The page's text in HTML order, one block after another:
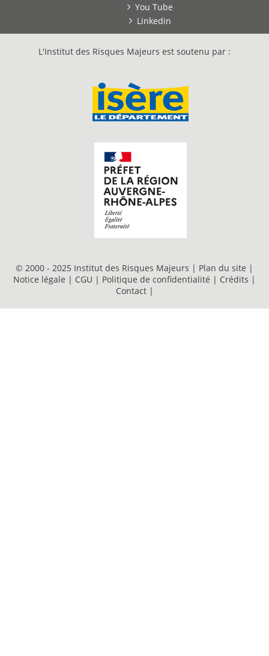
You Tube
Linkedin
L'Institut des Risques Majeurs est soutenu par :
© 2000 - 2025 Institut des Risques Majeurs | Plan du site |
Notice légale | CGU | Politique de confidentialité | Crédits |
Contact |